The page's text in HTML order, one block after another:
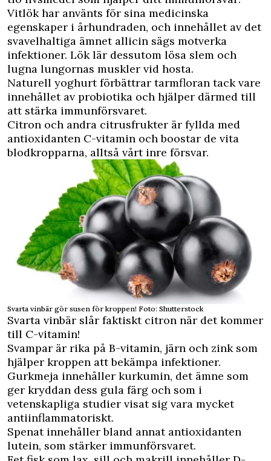
Vitlökhar använts för sina medicinska
egenskaper i århundraden, och innehållet av det
svavelhaltiga ämnet allicin sägs motverka
infektioner. Lök lär dessutom lösa slem och
lugna lungornas muskler vid hosta.
Naturell yoghurt förbättrar tarmfloran tack vare
innehållet av probiotika och hjälper därmed till
att stärka immunförsvaret.
Citron och andra citrusfrukter är fyllda med
antioxidanten C-vitamin och boostar de vita
blodkropparna, alltså vårt inre försvar.
Svarta vinbär gör susen för kroppen! Foto: Shutterstock
Svarta vinbär slår faktiskt citron när det kommer
till C-vitamin!
Svampar är rika på B-vitamin, järn och zink som
hjälper kroppen att bekämpa infektioner.
Gurkmeja innehåller kurkumin, det ämne som
ger kryddan dess gula färg och som i
vetenskapliga studier visat sig vara mycket
antiinflammatoriskt.
Spenat innehåller bland annat antioxidanten
lutein, som stärker immunförsvaret.